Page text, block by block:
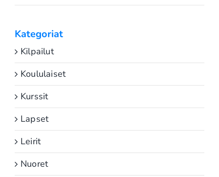
Kategoriat
Kilpailut
Koululaiset
Kurssit
Lapset
Leirit
Nuoret